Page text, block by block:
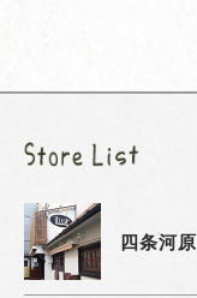
四条河